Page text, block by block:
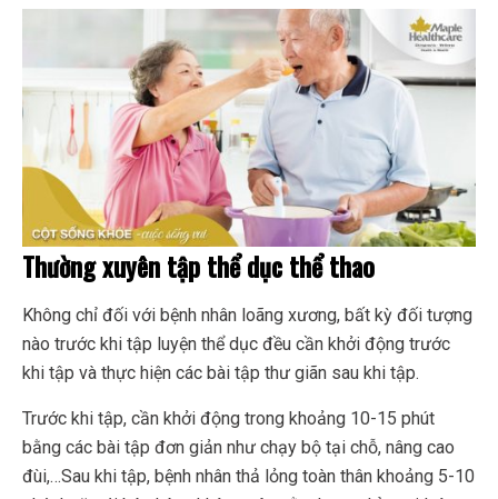
Thường xuyên tập thể dục thể thao
Không chỉ đối với bệnh nhân loãng xương, bất kỳ đối tượng
nào trước khi tập luyện thể dục đều cần khởi động trước
khi tập và thực hiện các bài tập thư giãn sau khi tập.
Trước khi tập, cần khởi động trong khoảng 10-15 phút
bằng các bài tập đơn giản như chạy bộ tại chỗ, nâng cao
đùi,…Sau khi tập, bệnh nhân thả lỏng toàn thân khoảng 5-10